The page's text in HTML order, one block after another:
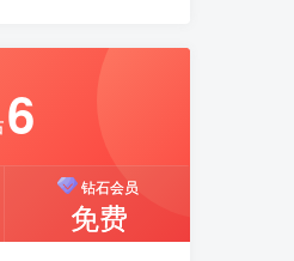
6
钻石会员
免费
载更优惠！
6